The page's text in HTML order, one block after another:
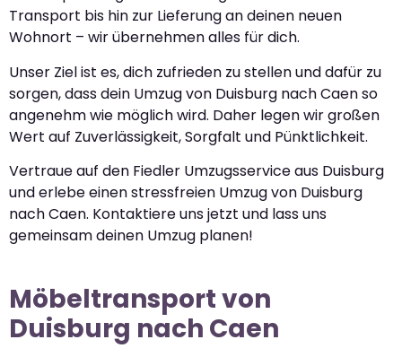
Transport bis hin zur Lieferung an deinen neuen
Wohnort – wir übernehmen alles für dich.
Unser Ziel ist es, dich zufrieden zu stellen und dafür zu
sorgen, dass dein Umzug von Duisburg nach Caen so
angenehm wie möglich wird. Daher legen wir großen
Wert auf Zuverlässigkeit, Sorgfalt und Pünktlichkeit.
Vertraue auf den Fiedler Umzugsservice aus Duisburg
und erlebe einen stressfreien Umzug von Duisburg
nach Caen. Kontaktiere uns jetzt und lass uns
gemeinsam deinen Umzug planen!
Möbeltransport von
Duisburg nach Caen